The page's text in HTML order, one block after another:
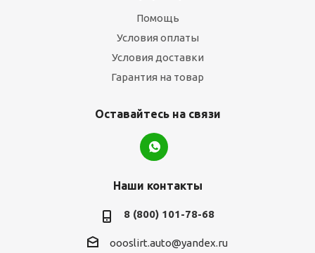
Помощь
Условия оплаты
Условия доставки
Гарантия на товар
Оставайтесь на связи
Наши контакты
8 (800) 101-78-68
oooslirt.auto@yandex.ru